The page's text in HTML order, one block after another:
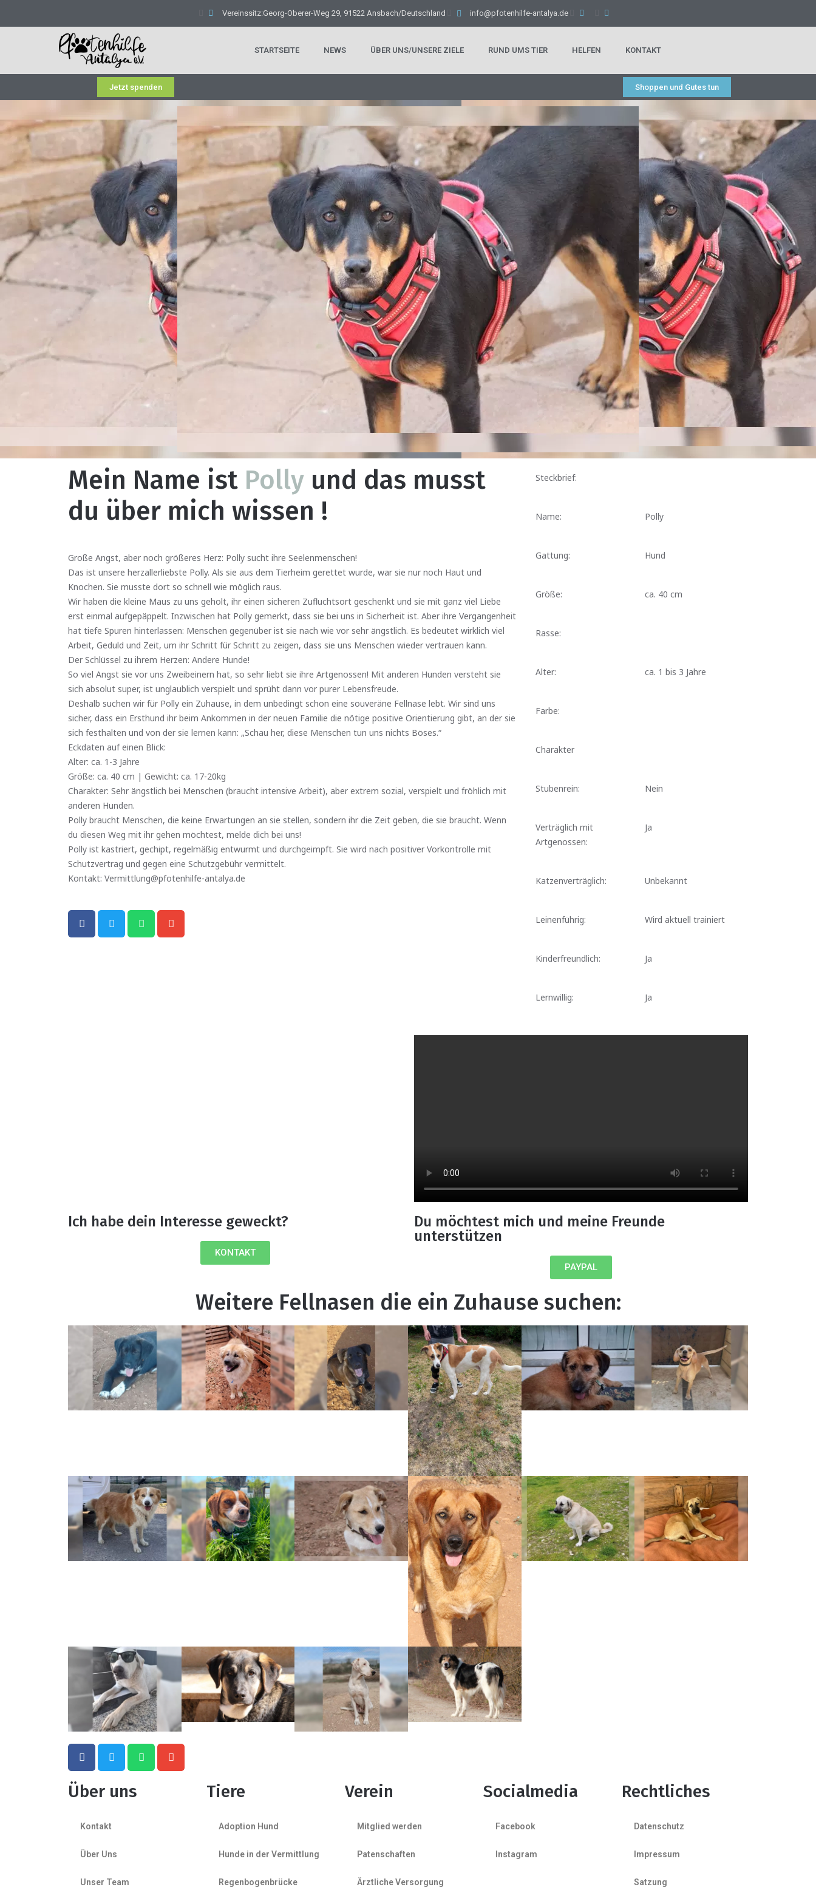
Vereinssitz:Georg-Oberer-Weg 29, 91522 Ansbach/Deutschland info@pfotenhilfe-antalya.de
STARTSEITE NEWS ÜBER UNS/UNSERE ZIELE RUND UMS TIER HELFEN KONTAKT
Jetzt spenden Shoppen und Gutes tun
Mein Name ist Polly und das musst
du über mich wissen !
Große Angst, aber noch größeres Herz: Polly sucht ihre Seelenmenschen!
Das ist unsere herzallerliebste Polly. Als sie aus dem Tierheim gerettet wurde, war sie nur noch Haut und
Knochen. Sie musste dort so schnell wie möglich raus.
Wir haben die kleine Maus zu uns geholt, ihr einen sicheren Zufluchtsort geschenkt und sie mit ganz viel Liebe
erst einmal aufgepäppelt. Inzwischen hat Polly gemerkt, dass sie bei uns in Sicherheit ist. Aber ihre Vergangenheit
hat tiefe Spuren hinterlassen: Menschen gegenüber ist sie nach wie vor sehr ängstlich. Es bedeutet wirklich viel
Arbeit, Geduld und Zeit, um ihr Schritt für Schritt zu zeigen, dass sie uns Menschen wieder vertrauen kann.
Der Schlüssel zu ihrem Herzen: Andere Hunde!
So viel Angst sie vor uns Zweibeinern hat, so sehr liebt sie ihre Artgenossen! Mit anderen Hunden versteht sie
sich absolut super, ist unglaublich verspielt und sprüht dann vor purer Lebensfreude.
Deshalb suchen wir für Polly ein Zuhause, in dem unbedingt schon eine souveräne Fellnase lebt. Wir sind uns
sicher, dass ein Ersthund ihr beim Ankommen in der neuen Familie die nötige positive Orientierung gibt, an der sie
sich festhalten und von der sie lernen kann: „Schau her, diese Menschen tun uns nichts Böses.“
Eckdaten auf einen Blick:
Alter: ca. 1-3 Jahre
Größe: ca. 40 cm | Gewicht: ca. 17-20kg
Charakter: Sehr ängstlich bei Menschen (braucht intensive Arbeit), aber extrem sozial, verspielt und fröhlich mit
anderen Hunden.
Polly braucht Menschen, die keine Erwartungen an sie stellen, sondern ihr die Zeit geben, die sie braucht. Wenn
du diesen Weg mit ihr gehen möchtest, melde dich bei uns!
Polly ist kastriert, gechipt, regelmäßig entwurmt und durchgeimpft. Sie wird nach positiver Vorkontrolle mit
Schutzvertrag und gegen eine Schutzgebühr vermittelt.
Kontakt: Vermittlung@pfotenhilfe-antalya.de
Steckbrief:
Name: Polly
Gattung: Hund
Größe: ca. 40 cm
Rasse:
Alter: ca. 1 bis 3 Jahre
Farbe:
Charakter
Stubenrein: Nein
Verträglich mit
Artgenossen:
Ja
Katzenverträglich: Unbekannt
Leinenführig: Wird aktuell trainiert
Kinderfreundlich: Ja
Lernwillig: Ja
Ich habe dein Interesse geweckt?
KONTAKT
Du möchtest mich und meine Freunde
unterstützen
PAYPAL
Weitere Fellnasen die ein Zuhause suchen:
Über uns
Kontakt
Über Uns
Unser Team
Tiere
Adoption Hund
Hunde in der Vermittlung
Regenbogenbrücke
Verein
Mitglied werden
Patenschaften
Ärztliche Versorgung
Socialmedia
Facebook
Instagram
Rechtliches
Datenschutz
Impressum
Satzung